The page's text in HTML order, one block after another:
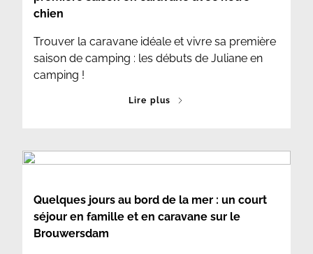
chien
Trouver la caravane idéale et vivre sa première
saison de camping : les débuts de Juliane en
camping !
Lire plus
Quelques jours au bord de la mer : un court
séjour en famille et en caravane sur le
Brouwersdam